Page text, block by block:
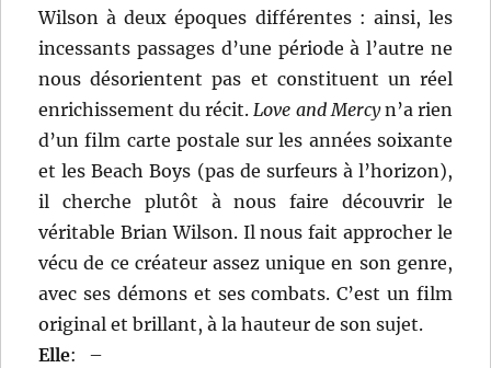
Wilson à deux époques différentes : ainsi, les
incessants passages d’une période à l’autre ne
nous désorientent pas et constituent un réel
enrichissement du récit.Love and Mercyn’a rien
d’un film carte postale sur les années soixante
et les Beach Boys (pas de surfeurs à l’horizon),
il cherche plutôt à nous faire découvrir le
véritable Brian Wilson. Il nous fait approcher le
vécu de ce créateur assez unique en son genre,
avec ses démons et ses combats. C’est un film
original et brillant, à la hauteur de son sujet.
Elle:
–